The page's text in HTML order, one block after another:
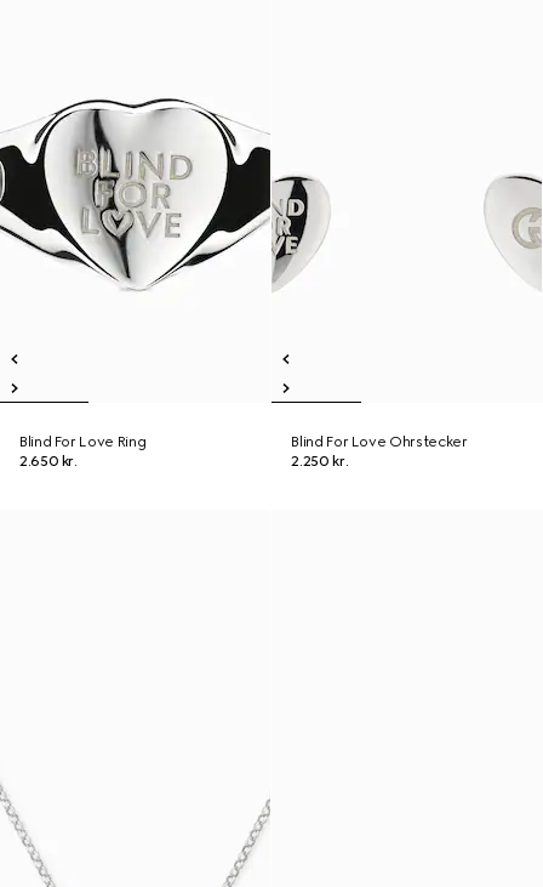
Blind For Love Ring
2.650 kr.
Blind For Love Ohrstecker
2.250 kr.